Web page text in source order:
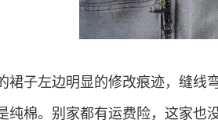
裙子左边明显的修改痕迹，缝线
纯棉。别家都有运费险，这家也